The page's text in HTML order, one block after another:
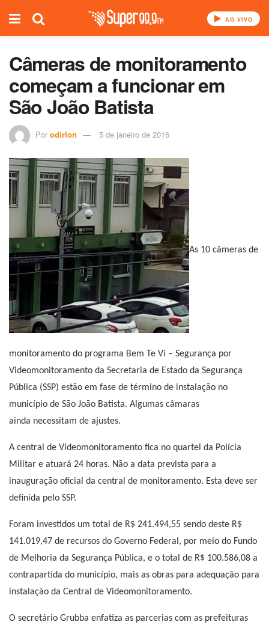
AO VIVO
Câmeras de monitoramento
começam a funcionar em
São João Batista
Por odirlon 5 de janeiro de 2016
As 10 câmeras de
monitoramento do programa Bem Te Vi – Segurança por
Videomonitoramento da Secretaria de Estado da Segurança
Pública (SSP) estão em fase de término de instalação no
município de São João Batista. Algumas câmaras
ainda necessitam de ajustes.
A central de Videomonitoramento fica no quartel da Polícia
Militar e atuará 24 horas. Não a data prevista para a
inauguração oficial da central de monitoramento. Esta deve ser
definida pelo SSP.
Foram investidos um total de R$ 241.494,55 sendo deste R$
141.019,47 de recursos do Governo Federal, por meio do Fundo
de Melhoria da Segurança Pública, e o total de R$ 100.586,08 a
contrapartida do município, mais as obras para adequação para
instalação da Central de Videomonitoramento.
O secretário Grubba enfatiza as parcerias com as prefeituras